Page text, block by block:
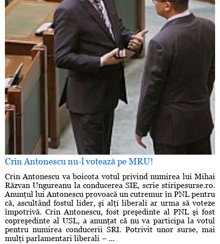
Crin Antonescu nu-l votează pe MRU!
Crin Antonescu va boicota votul privind numirea lui Mihai
Răzvan Ungureanu la conducerea SIE, scrie stiripesurse.ro.
Anunţul lui Antonescu provoacă un cutremur în PNL pentru
că, ascultând fostul lider, şi alţi liberali ar urma să voteze
împotrivă. Crin Antonescu, fost preşedinte al PNL şi fost
copreşedinte al USL, a anunţat că nu va participa la votul
pentru numirea conducerii SRI. Potrivit unor surse, mai
mulţi parlamentari liberali – ...